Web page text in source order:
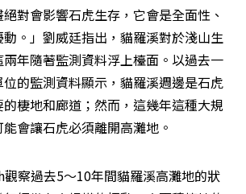
絕對會影響石虎生存，它會是全面性、
。」劉威廷指出，貓羅溪對於淺山生
年隨著監測資料浮上檯面。以過去一
的監測資料顯示，貓羅溪週邊是石虎
的棲地和廊道；然而，這幾年這種大規
會讓石虎必須離開高灘地。
察過去5～10年間貓羅溪高灘地的狀